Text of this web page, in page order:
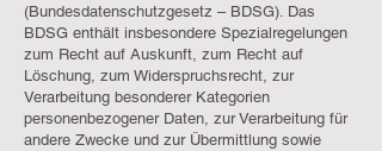
(Bundesdatenschutzgesetz – BDSG). Das
BDSG enthält insbesondere Spezialregelungen
zum Recht auf Auskunft, zum Recht auf
Löschung, zum Widerspruchsrecht, zur
Verarbeitung besonderer Kategorien
personenbezogener Daten, zur Verarbeitung für
andere Zwecke und zur Übermittlung sowie